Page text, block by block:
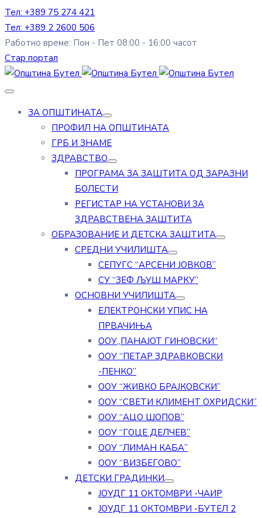
Тел: +389 75 274 421
Тел: +389 2 2600 506
Работно време: Пон - Пет 08:00 - 16:00 часот
Стар портал
ЗА ОПШТИНАТА
ПРОФИЛ НА ОПШТИНАТА
ГРБ И ЗНАМЕ
ЗДРАВСТВО
ПРОГРАМА ЗА ЗАШТИТА ОД ЗАРАЗНИ
БОЛЕСТИ
РЕГИСТАР НА УСТАНОВИ ЗА
ЗДРАВСТВЕНА ЗАШТИТА
ОБРАЗОВАНИЕ И ДЕТСКА ЗАШТИТА
СРЕДНИ УЧИЛИШТА
СЕПУГС “АРСЕНИ ЈОВКОВ”
СУ “ЗЕФ ЉУШ МАРКУ”
ОСНОВНИ УЧИЛИШТА
ЕЛЕКТРОНСКИ УПИС НА
ПРВАЧИЊА
ООУ„ПАНАЈОТ ГИНОВСКИ“
ООУ “ПЕТАР ЗДРАВКОВСКИ
-ПЕНКО”
ООУ “ЖИВКО БРАЈКОВСКИ”
ООУ “СВЕТИ КЛИМЕНТ ОХРИДСКИ”
ООУ “АЦО ШОПОВ”
ООУ “ГОЦЕ ДЕЛЧЕВ”
ООУ “ЛИМАН КАБА”
ООУ “ВИЗБЕГОВО”
ДЕТСКИ ГРАДИНКИ
ЈОУДГ 11 ОКТОМВРИ -ЧАИР
ЈОУДГ 11 ОКТОМВРИ -БУТЕЛ 2